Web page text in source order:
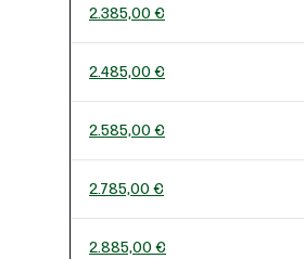
2.385,00 €
2.485,00 €
2.585,00 €
2.785,00 €
2.885,00 €